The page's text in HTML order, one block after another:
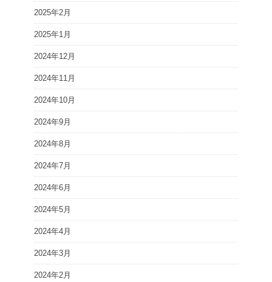
2025年2月
2025年1月
2024年12月
2024年11月
2024年10月
2024年9月
2024年8月
2024年7月
2024年6月
2024年5月
2024年4月
2024年3月
2024年2月